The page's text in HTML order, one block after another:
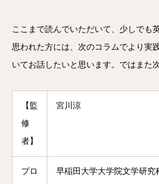
ここまで読んでいただいて、少しでも
思われた方には、次のコラムでより実
いてお話したいと思います。ではまた次
【監
修
者】
宮川涼
プロ
早稲田大学大学院文学研究